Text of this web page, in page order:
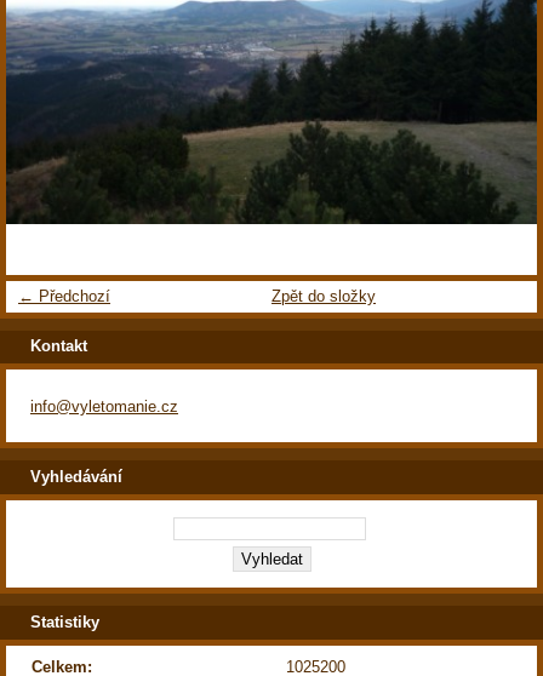
← Předchozí Zpět do složky
Kontakt
info@vyletomanie.cz
Vyhledávání
Statistiky
Celkem: 1025200